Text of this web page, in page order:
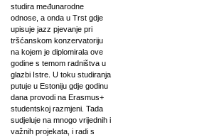
studira međunarodne
odnose, a onda u Trst gdje
upisuje jazz pjevanje pri
tršćanskom konzervatoriju
na kojem je diplomirala ove
godine s temom radništva u
glazbi Istre. U toku studiranja
putuje u Estoniju gdje godinu
dana provodi na Erasmus+
studentskoj razmjeni. Tada
sudjeluje na mnogo vrijednih i
važnih projekata, i radi s